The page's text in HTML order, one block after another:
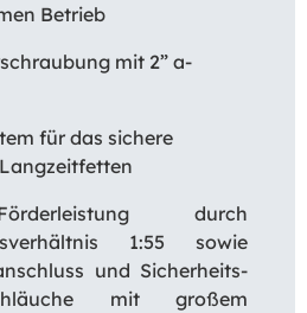
Betrieb
mit 2” a-
für das sichere
durch
1:55 sowie
und Sicherheits-
mit großem